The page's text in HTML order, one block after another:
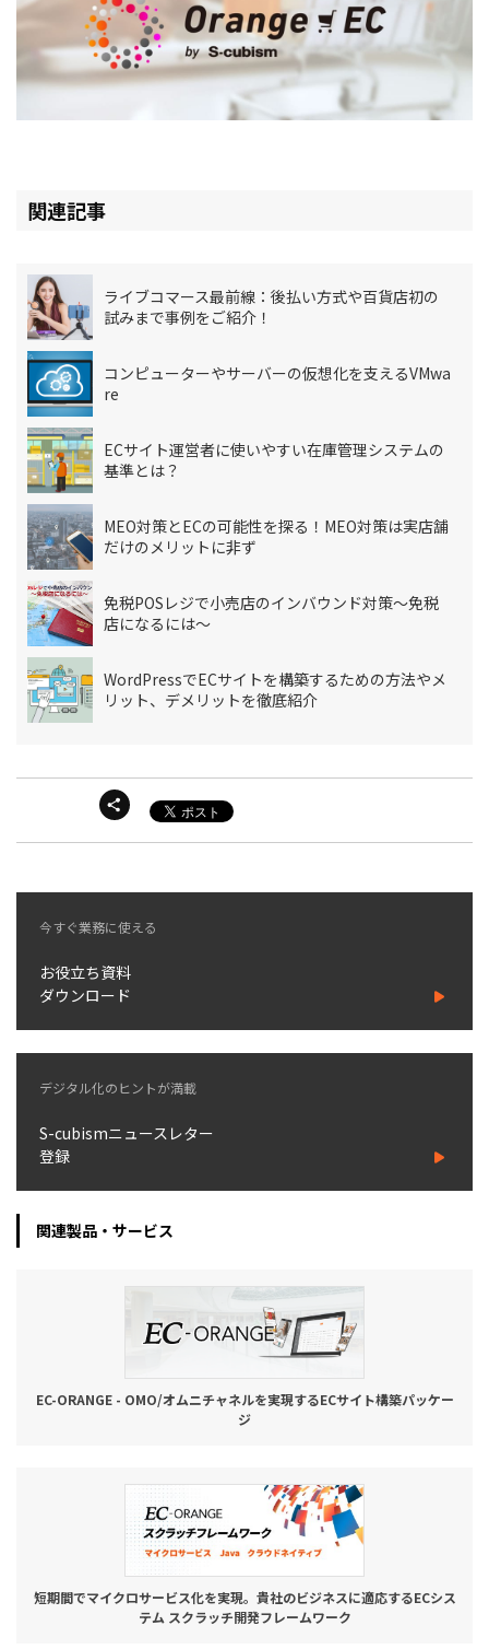
関連記事
ライブコマース最前線：後払い方式や百貨店初の
試みまで事例をご紹介！
コンピューターやサーバーの仮想化を支えるVMwa
re
ECサイト運営者に使いやすい在庫管理システムの
基準とは？
MEO対策とECの可能性を探る！MEO対策は実店舗
だけのメリットに非ず
免税POSレジで小売店のインバウンド対策～免税
店になるには～
WordPressでECサイトを構築するための方法やメ
リット、デメリットを徹底紹介
今すぐ業務に使える
お役立ち資料
ダウンロード
デジタル化のヒントが満載
S-cubismニュースレター
登録
関連製品・サービス
EC-ORANGE - OMO/オムニチャネルを実現するECサイト構築パッケー
ジ
短期間でマイクロサービス化を実現。貴社のビジネスに適応するECシス
テム スクラッチ開発フレームワーク